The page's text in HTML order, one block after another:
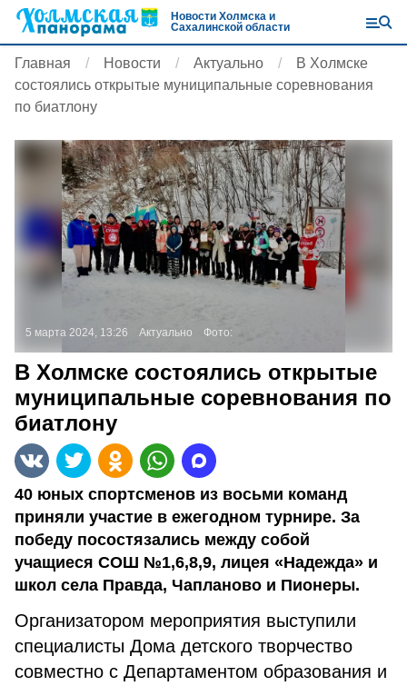
Новости Холмска и
Сахалинской области
Главная Новости Актуально
В Холмске
состоялись открытые муниципальные соревнования
по биатлону
5 марта 2024, 13:26 Актуально Фото:
В Холмске состоялись открытые
муниципальные соревнования по
биатлону
40 юных спортсменов из восьми команд
приняли участие в ежегодном турнире. За
победу посостязались между собой
учащиеся СОШ №1,6,8,9, лицея «Надежда» и
школ села Правда, Чапланово и Пионеры.
Организатором мероприятия выступили
специалисты Дома детского творчество
совместно с Департаментом образования и